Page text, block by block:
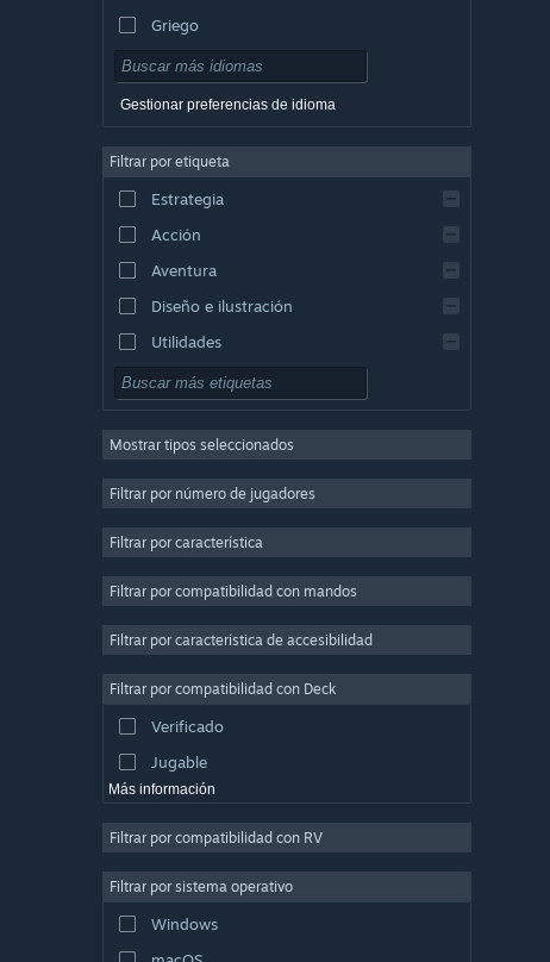
Griego
Gestionar preferencias de idioma
Filtrar por etiqueta
Estrategia
Acción
Aventura
Diseño e ilustración
Utilidades
Free to Play
Multijugador masivo
Casuales
Simulación
Producción de vídeo
Edición fotográfica
Mostrar tipos seleccionados
Filtrar por número de jugadores
Filtrar por característica
Filtrar por compatibilidad con mandos
Filtrar por característica de accesibilidad
Filtrar por compatibilidad con Deck
Verificado
Jugable
Más información
Filtrar por compatibilidad con RV
Filtrar por sistema operativo
Windows